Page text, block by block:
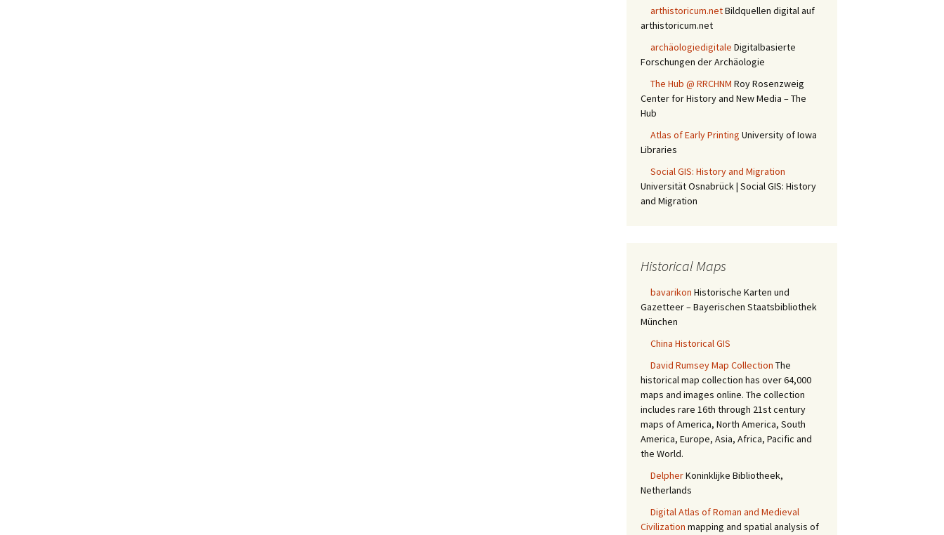
arthistoricum.netBildquellen digital auf
arthistoricum.net
archäologiedigitale Digitalbasierte
Forschungen der Archäologie
The Hub @ RRCHNM Roy Rosenzweig
Center for History and New Media – The
Hub
Atlas of Early Printing University of Iowa
Libraries
Social GIS: History and Migration
Universität Osnabrück | Social GIS: History
and Migration
Historical Maps
bavarikon Historische Karten und
Gazetteer – Bayerischen Staatsbibliothek
München
China Historical GIS
David Rumsey Map Collection The
historical map collection has over 64,000
maps and images online. The collection
includes rare 16th through 21st century
maps of America, North America, South
America, Europe, Asia, Africa, Pacific and
the World.
DelpherKoninklijke Bibliotheek,
Netherlands
Digital Atlas of Roman and Medieval
Civilization mapping and spatial analysis of